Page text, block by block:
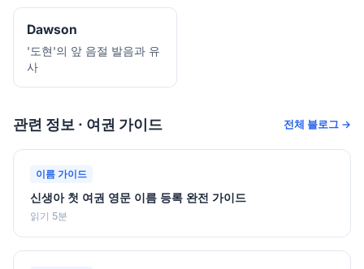
Dawson
'도현'의 앞 음절 발음과 유
사
관련 정보 · 여권 가이드 전체 블로그 →
이름 가이드
신생아 첫 여권 영문 이름 등록 완전 가이드
읽기 5분